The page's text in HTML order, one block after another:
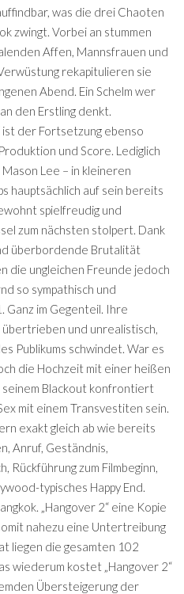
was die drei Chaoten
zwingt. Vorbei an stummen
Affen, Mannsfrauen und
rekapitulieren sie
Abend. Ein Schelm wer
den Erstling denkt.
ist der Fortsetzung ebenso
und Score. Lediglich
Lee – in kleineren
hauptsächlich auf sein bereits
spielfreudig und
zum nächsten stolpert. Dank
überbordende Brutalität
die ungleichen Freunde jedoch
so sympathisch und
Ganz im Gegenteil. Ihre
und unrealistisch,
Publikums schwindet. War es
die Hochzeit mit einer heißen
seinem Blackout konfrontiert
mit einem Transvestiten sein.
exakt gleich ab wie bereits
Anruf, Geständnis,
Rückführung zum Filmbeginn,
typisches Happy End.
„Hangover 2“ eine Kopie
nahezu eine Untertreibung
liegen die gesamten 102
wiederum kostet „Hangover 2“
Übersteigerung der